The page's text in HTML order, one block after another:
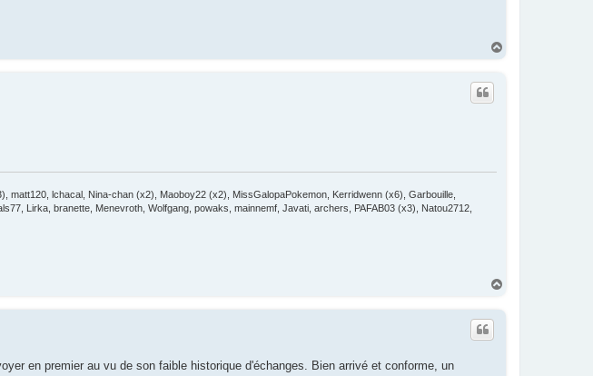
matt120, lchacal, Nina-chan (x2), Maoboy22 (x2), MissGalopaPokemon, Kerridwenn (x6), Garbouille,
Lirka, branette, Menevroth, Wolfgang, powaks, mainnemf, Javati, archers, PAFAB03 (x3), Natou2712,
en premier au vu de son faible historique d'échanges. Bien arrivé et conforme, un